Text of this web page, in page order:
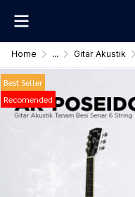
Home ... Gitar Akustik
Best Seller
Recomended